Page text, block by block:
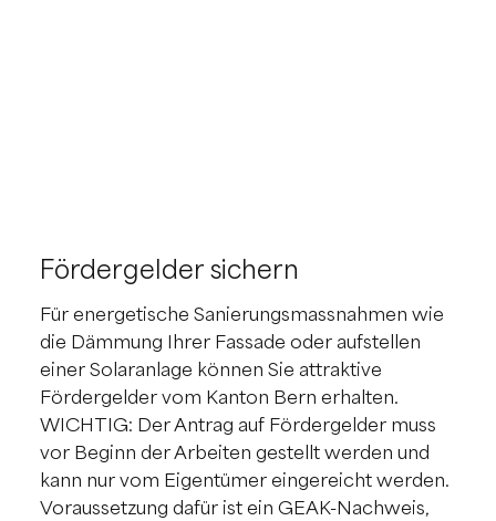
Fördergelder sichern
Für energetische Sanierungsmassnahmen wie
die Dämmung Ihrer Fassade oder aufstellen
einer Solaranlage können Sie attraktive
Fördergelder vom Kanton Bern erhalten.
WICHTIG: Der Antrag auf Fördergelder muss
vor Beginn der Arbeiten gestellt werden und
kann nur vom Eigentümer eingereicht werden.
Voraussetzung dafür ist ein GEAK-Nachweis,